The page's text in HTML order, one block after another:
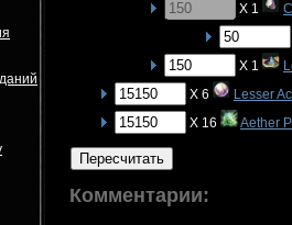
X 1
X 1
X 6
Lesser
X 16
Aether
Пересчитать
Комментарии: